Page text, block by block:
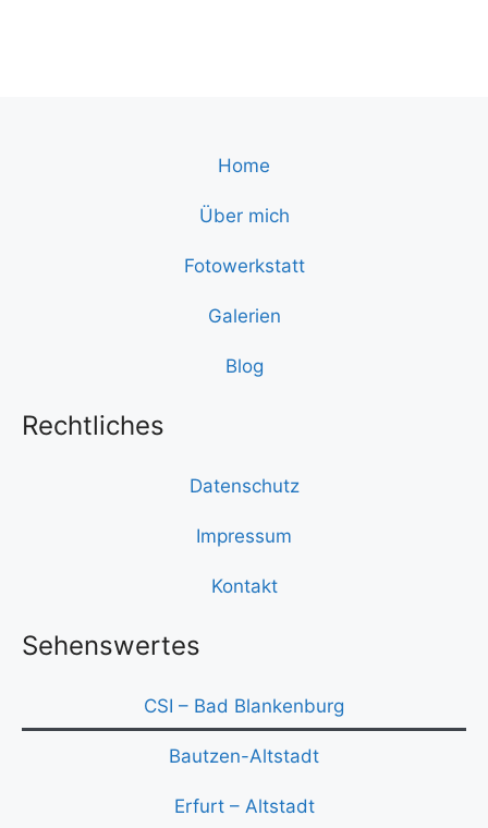
Home
Über mich
Fotowerkstatt
Galerien
Blog
Rechtliches
Datenschutz
Impressum
Kontakt
Sehenswertes
CSI – Bad Blankenburg
Bautzen-Altstadt
Erfurt – Altstadt